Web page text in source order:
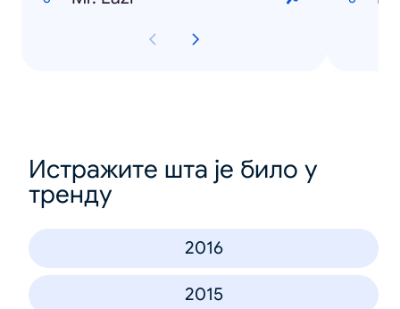
Истражите шта је било у
тренду
2016
2015